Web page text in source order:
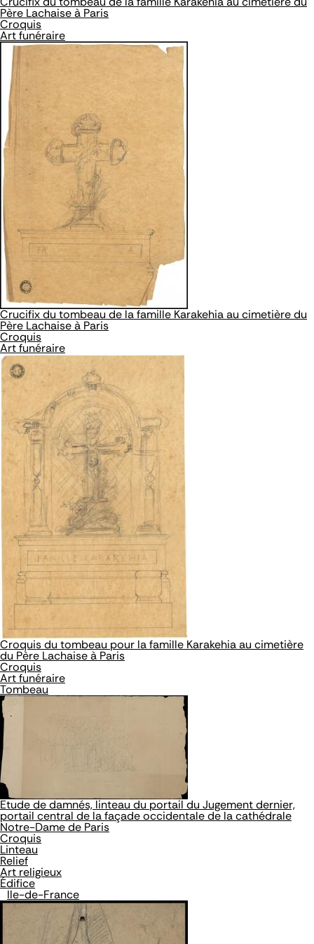
Père Lachaise à Paris
Croquis
Art funéraire
Crucifix du tombeau de la famille Karakehia au cimetière du
Père Lachaise à Paris
Croquis
Art funéraire
Croquis du tombeau pour la famille Karakehia au cimetière
du Père Lachaise à Paris
Croquis
Art funéraire
Tombeau
Etude de damnés, linteau du portail du Jugement dernier,
portail central de la façade occidentale de la cathédrale
Notre-Dame de Paris
Croquis
Linteau
Relief
Art religieux
Édifice
Ile-de-France